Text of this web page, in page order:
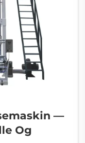
—
Og